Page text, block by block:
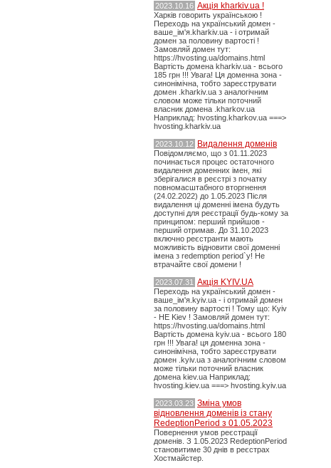
2023.10.16 Акція kharkiv.ua !
Харків говорить українською !
Переходь на український домен -
ваше_ім'я.kharkiv.ua - і отримай
домен за половину вартості !
Замовляй домен тут:
https://hvosting.ua/domains.html
Вартість домена kharkiv.ua - всього
185 грн !!! Увага! Ця доменна зона -
синонімічна, тобто зареєструвати
домен .kharkiv.ua з аналогічним
словом може тільки поточний
власник домена .kharkov.ua
Наприклад: hvosting.kharkov.ua ===>
hvosting.kharkiv.ua
2023.10.12 Видалення доменів
Повідомляємо, що з 01.11.2023
починається процес остаточного
видалення доменних імен, які
зберігалися в реєстрі з початку
повномасштабного вторгнення
(24.02.2022) до 1.05.2023 Після
видалення ці доменні імена будуть
доступні для реєстрації будь-кому за
принципом: перший прийшов -
перший отримав. До 31.10.2023
включно реєстранти мають
можливість відновити свої доменні
імена з redemption period`у! Не
втрачайте свої домени !
2023.07.31 Акція KYIV.UA
Переходь на український домен -
ваше_ім'я.kyiv.ua - і отримай домен
за половину вартості ! Тому що: Kyiv
- НЕ Kiev ! Замовляй домен тут:
https://hvosting.ua/domains.html
Вартість домена kyiv.ua - всього 180
грн !!! Увага! ця доменна зона -
синонімічна, тобто зареєструвати
домен .kyiv.ua з аналогічним словом
може тільки поточний власник
домена kiev.ua Наприклад:
hvosting.kiev.ua ===> hvosting.kyiv.ua
2023.03.23 Зміна умов
відновлення доменів із стану
RedeptionPeriod з 01.05.2023
Повернення умов реєстрації
доменів. З 1.05.2023 RedeptionPeriod
становитиме 30 днів в реєстрах
Хостмайстер.